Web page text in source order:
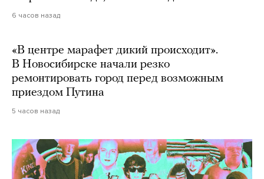
6 часов назад
«В центре марафет дикий происходит».
В Новосибирске начали резко
ремонтировать город перед возможным
приездом Путина
5 часов назад